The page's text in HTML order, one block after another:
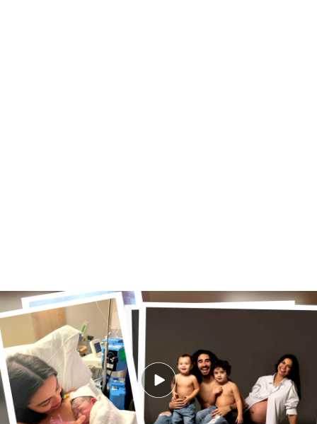
Claudia Rodríguez, pareja de Cucurella, sobre cómo es su vida con 25 años
y tres hijos
PUEDE INTERESARTE
El polémico gol anulado a Cucurella en el España -
Austria
El vacile de Cucurella a Grimaldo tras su fichaje por